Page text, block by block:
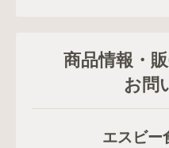
商品情報・
お問
エスビー